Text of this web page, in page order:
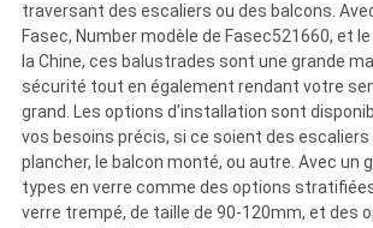
traversant des escaliers ou des balcons.
Fasec, Number modèle de Fasec521660, et
la Chine, ces balustrades sont une grande
sécurité tout en également rendant votre
grand. Les options d'installation sont
vos besoins précis, si ce soient des
plancher, le balcon monté, ou autre. Avec un
types en verre comme des options
verre trempé, de taille de 90-120mm, et des